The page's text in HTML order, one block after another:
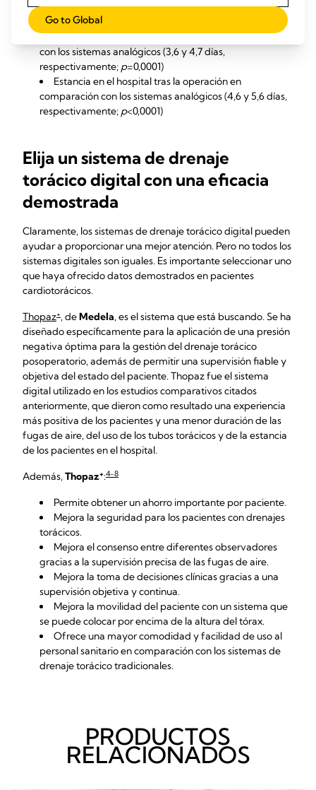
sistemas analógicos (1,0 y 2,2 días,
respectivamente;
Duración del uso del tubo torácico en comparación
con los sistemas analógicos (3,6 y 4,7 días,
respectivamente; p=0,0001)
Estancia en el hospital tras la operación en
comparación con los sistemas analógicos (4,6 y 5,6 días,
respectivamente; p<0,0001)
Elija un sistema de drenaje
torácico digital con una eficacia
demostrada
Claramente, los sistemas de drenaje torácico digital pueden
ayudar a proporcionar una mejor atención. Pero no todos los
sistemas digitales son iguales. Es importante seleccionar uno
que haya ofrecido datos demostrados en pacientes
cardiotorácicos.
Thopaz+, deMedela, es el sistema que está buscando. Se ha
diseñado específicamente para la aplicación de una presión
negativa óptima para la gestión del drenaje torácico
posoperatorio, además de permitir una supervisión fiable y
objetiva del estado del paciente. Thopaz fue el sistema
digital utilizado en los estudios comparativos citados
anteriormente, que dieron como resultado una experiencia
más positiva de los pacientes y una menor duración de las
fugas de aire, del uso de los tubos torácicos y de la estancia
de los pacientes en el hospital.
Además,Thopaz+:4-8
Permite obtener un ahorro importante por paciente.
Mejora la seguridad para los pacientes con drenajes
torácicos.
Mejora el consenso entre diferentes observadores
gracias a la supervisión precisa de las fugas de aire.
Mejora la toma de decisiones clínicas gracias a una
supervisión objetiva y continua.
Mejora la movilidad del paciente con un sistema que
se puede colocar por encima de la altura del tórax.
Ofrece una mayor comodidad y facilidad de uso al
personal sanitario en comparación con los sistemas de
drenaje torácico tradicionales.
PRODUCTOS
RELACIONADOS
Go to Global